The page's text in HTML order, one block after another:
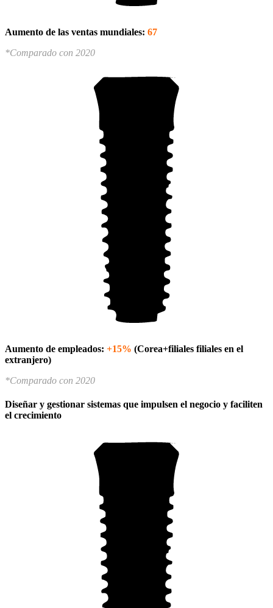
Aumento de las ventas mundiales: 67
*Comparado con 2020
Aumento de empleados: +15% (Corea+filiales filiales en el
extranjero)
*Comparado con 2020
Diseñar y gestionar sistemas que impulsen el negocio y faciliten
el crecimiento